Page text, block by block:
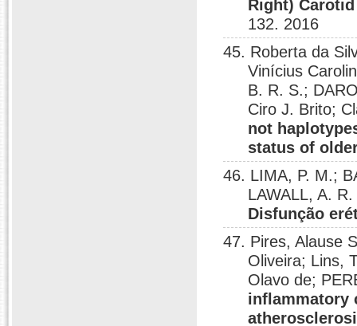
Right)
132. 2016
45. Roberta da
Vinícius
B. R. S.;
Ciro J. Brito;
not
status of
46. LIMA, P. M.;
LAWALL, A.
Disfunção
47. Pires, Alause
Oliveira; Lins,
Olavo de;
inflammatory